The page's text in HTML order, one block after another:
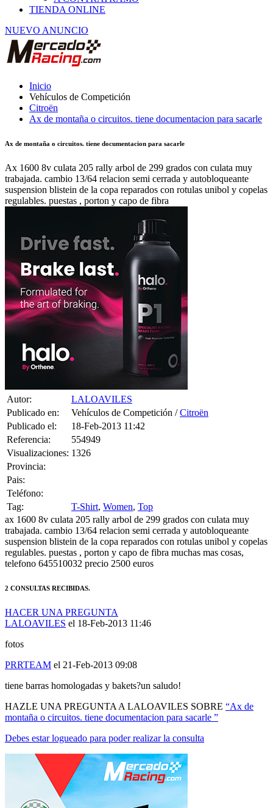
NUEVO ANUNCIO
Vehículos de Competición
Citroën
Ax de montaña o circuitos. tiene documentacion para sacarle
trabajada. cambio 13/64 relacion semi cerrada y autobloqueante
suspension blistein de la copa reparados con rotulas unibol y copelas
regulables. puestas , porton y capo de fibra
Publicado en:
Vehículos de Competición /
Publicado el:
18-Feb-2013 11:42
Referencia:
554949
Visualizaciones:
1326
Provincia:
Pais:
Teléfono:
Tag:
ax 1600 8v culata 205 rally arbol de 299 grados con culata muy
trabajada. cambio 13/64 relacion semi cerrada y autobloqueante
suspension blistein de la copa reparados con rotulas unibol y copelas
regulables. puestas , porton y capo de fibra muchas mas cosas,
telefono 645510032 precio 2500 euros
LALOAVILES el 18-Feb-2013 11:46
fotos
PRRTEAM
tiene barras homologadas y bakets?un saludo!
HAZLE UNA PREGUNTA A LALOAVILES SOBRE
montaña o circuitos. tiene documentacion para sacarle ”
Debes estar logueado para poder realizar la consulta